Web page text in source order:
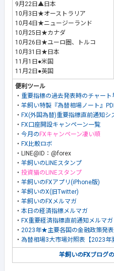
9月22日▲日本
10月3日★オーストラリア
10月4日★ニュージーランド
10月25日★カナダ
10月26日★ユーロ圏、トルコ
10月31日★日本
11月1日●米国
11月2日●英国
便利ツール
・ 重要指標の過去発表時のチャート
・ 羊飼い特製『為替相場ノート』
・ FX(外国為替)重要指標直前通知シ
・ FX口座開設キャンペーン一覧
・ 今月の FXキャンペーン凄い順
・ FX比較ロボ
・LINE@ID：@forex
・ 羊飼いのLINEスタンプ
・ 投資猫のLINEスタンプ
・ 羊飼いのFXアプリ(iPhone版)
・ 羊飼いのX(旧Twitter)
・ 羊飼いのFXメルマガ
・ 本日の経済指標メルマガ
・ FX重要経済指標直前通知メルマガ
・ 2023年★主要各国の金融政策発
・ 為替相場3大市場対照表【2023年
羊飼いのFXブログ